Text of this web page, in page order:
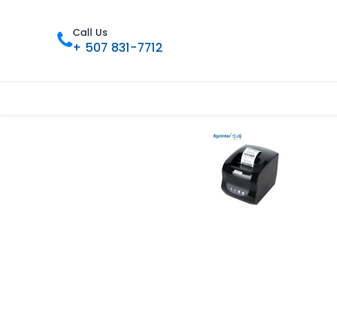
Call Us
+ 507 831-7712